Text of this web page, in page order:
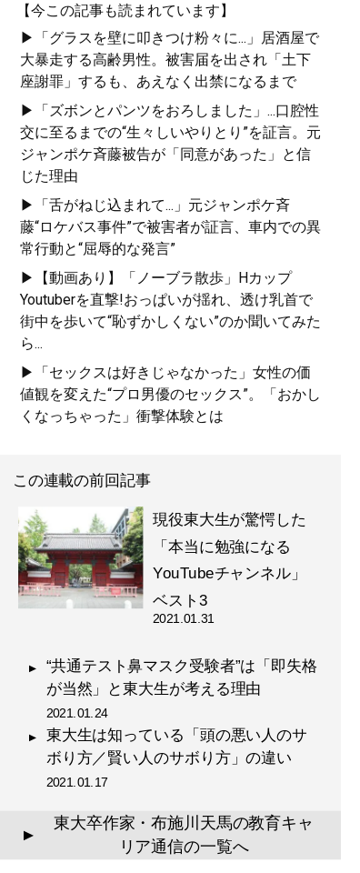
【今この記事も読まれています】
▶「グラスを壁に叩きつけ粉々に...」居酒屋で
大暴走する高齢男性。被害届を出され「土下
座謝罪」するも、あえなく出禁になるまで
▶「ズボンとパンツをおろしました」...口腔性
交に至るまでの“生々しいやりとり”を証言。元
ジャンポケ斉藤被告が「同意があった」と信
じた理由
▶「舌がねじ込まれて...」元ジャンポケ斉
藤“ロケバス事件”で被害者が証言、車内での異
常行動と“屈辱的な発言”
▶【動画あり】「ノーブラ散歩」Hカップ
Youtuberを直撃!おっぱいが揺れ、透け乳首で
街中を歩いて“恥ずかしくない”のか聞いてみた
ら...
▶「セックスは好きじゃなかった」女性の価
値観を変えた“プロ男優のセックス”。「おかし
くなっちゃった」衝撃体験とは
この連載の前回記事
現役東大生が驚愕した
「本当に勉強になる
YouTubeチャンネル」
ベスト3
2021.01.31
“共通テスト鼻マスク受験者”は「即失格
が当然」と東大生が考える理由
2021.01.24
東大生は知っている「頭の悪い人のサ
ボり方／賢い人のサボり方」の違い
2021.01.17
▲
東大卒作家・布施川天馬の教育キャ
リア通信の一覧へ